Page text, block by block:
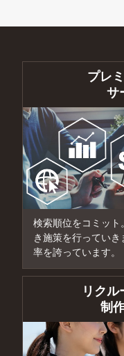
プレ
サ
検索順位をコミット
き施策を行ってい
率を誇っています。
リクル
制